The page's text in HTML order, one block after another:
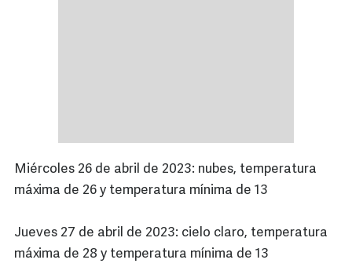
Miércoles 26 de abril de 2023: nubes, temperatura
máxima de 26 y temperatura mínima de 13
Jueves 27 de abril de 2023: cielo claro, temperatura
máxima de 28 y temperatura mínima de 13